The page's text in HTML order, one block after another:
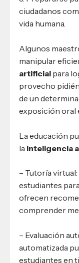
ciudadanos
vida humana.
Algunos
manipular
artificial para
provecho
de un
exposición oral
La educación
la inteligencia
– Tutoría
estudiantes
ofrecen
comprender
– Evaluación
automatizada
estudiantes en